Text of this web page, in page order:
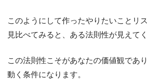
このようにして作ったやりたいことリ
見比べてみると、ある法則性が見えて
この法則性こそがあなたの価値観であ
動く条件になります。